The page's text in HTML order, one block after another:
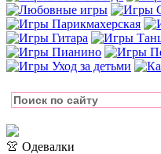
👚 Одевалки